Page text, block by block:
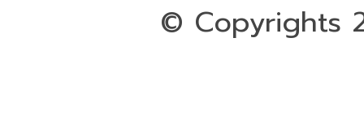
© Copyrights